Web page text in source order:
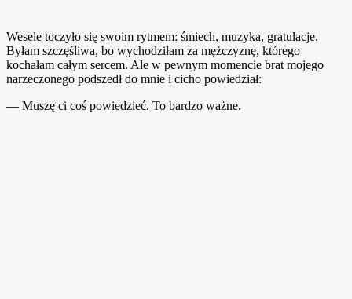
Wesele toczyło się swoim rytmem: śmiech, muzyka, gratulacje.
Byłam szczęśliwa, bo wychodziłam za mężczyznę, którego
kochałam całym sercem. Ale w pewnym momencie brat mojego
narzeczonego podszedł do mnie i cicho powiedział:
— Muszę ci coś powiedzieć. To bardzo ważne.